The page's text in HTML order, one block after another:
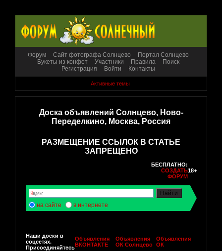
Форум Сайт фотографа Солнцево
Портал Солнцево
Букеты из конфет
Участники Правила
Поиск
Регистрация
Войти Контакты
Активные темы
Доска объявлений Солнцево, Ново-
Переделкино, Москва, Россия
РАЗМЕЩЕНИЕ ССЫЛОК В СТАТЬЕ
ЗАПРЕЩЕНО
БЕСПЛАТНО:
СОЗДАТЬ
ФОРУМ
18+
на сайте в интернете
Наши доски в
соцсетях.
Присоединяйтесь
Объявления
ВКОНТАКТЕ
Объявления
ОК Солнцево
Объявления
ОК